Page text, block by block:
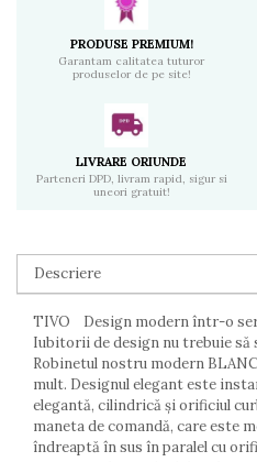
PRODUSE PREMIUM!
Garantam calitatea tuturor
produselor de pe site!
LIVRARE ORIUNDE
Parteneri DPD, livram rapid, sigur si
uneori gratuit!
Descriere
TIVO Design modern într-o
Iubitorii de design nu trebuie să
Robinetul nostru modern
mult. Designul elegant este
elegantă, cilindrică și orificiul
maneta de comandă, care este
îndreaptă în sus în paralel cu